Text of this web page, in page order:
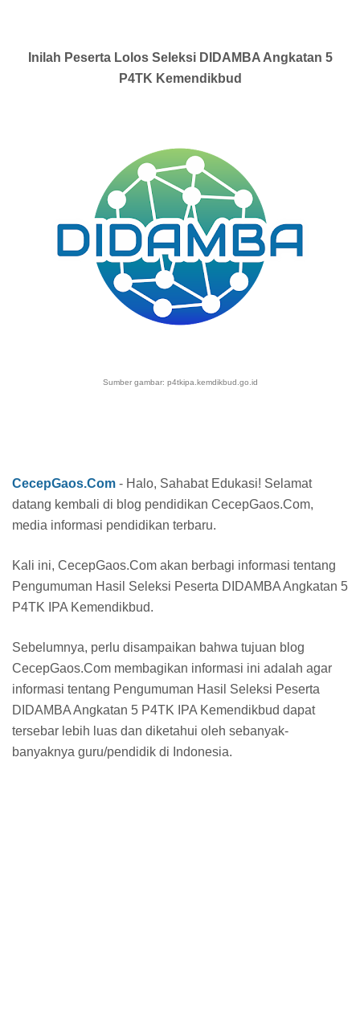
Inilah Peserta Lolos Seleksi DIDAMBA Angkatan 5
P4TK Kemendikbud
Sumber gambar: p4tkipa.kemdikbud.go.id
CecepGaos.Com - Halo, Sahabat Edukasi! Selamat
datang kembali di blog pendidikan CecepGaos.Com,
media informasi pendidikan terbaru.
Kali ini, CecepGaos.Com akan berbagi informasi tentang
Pengumuman Hasil Seleksi Peserta DIDAMBA Angkatan 5
P4TK IPA Kemendikbud.
Sebelumnya, perlu disampaikan bahwa tujuan blog
CecepGaos.Com membagikan informasi ini adalah agar
informasi tentang Pengumuman Hasil Seleksi Peserta
DIDAMBA Angkatan 5 P4TK IPA Kemendikbud dapat
tersebar lebih luas dan diketahui oleh sebanyak-
banyaknya guru/pendidik di Indonesia.